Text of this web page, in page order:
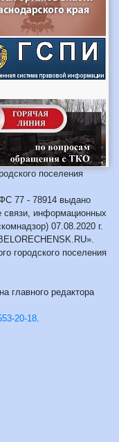
поселения
77 - 78914 выдано
информационных
07.08.2020 г.
городского поселения
главного редактора
20-18